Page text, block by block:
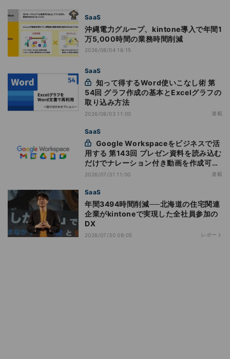
SaaS
沖縄電力グループ、kintone導入で年間1
万5,000時間の業務時間削減
2026/08/04 16:15
SaaS
54回 グラフ作成の基本とExcelグラフの
取り込み方法
2026/08/03 11:00 連載
SaaS
用する 第143回 プレゼン資料を読み込む
だけでナレーション付き動画を作成可能
になった「Google Vids」
2026/07/31 11:00 連載
SaaS
年間3494時間削減──北海道の住宅関連
企業がkintoneで実現した全社員参加の
DX
2026/07/30 09:05 レポート